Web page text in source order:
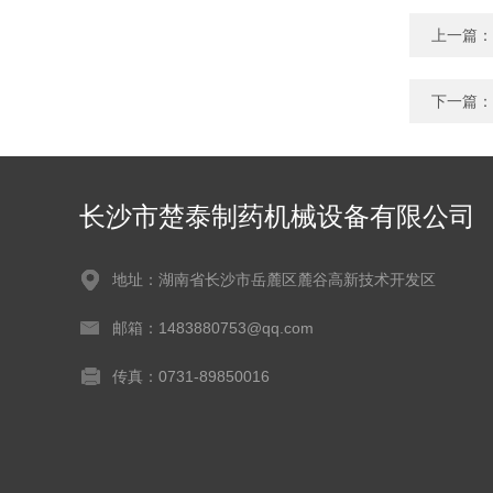
上一篇：
下一篇：
长沙市楚泰制药机械设备有限公司
地址：湖南省长沙市岳麓区麓谷高新技术开发区
邮箱：1483880753@qq.com
传真：0731-89850016